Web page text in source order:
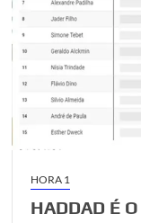
HORA 1
HADDAD É